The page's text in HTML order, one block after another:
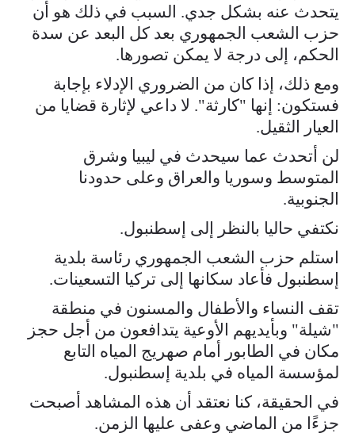
يتحدث عنه بشكل جدي. السبب في ذلك هو أن
حزب الشعب الجمهوري بعد كل البعد عن سدة
الحكم، إلى درجة لا يمكن تصورها.
ومع ذلك، إذا كان من الضروري الإدلاء بإجابة
فستكون: إنها "كارثة". لا داعي لإثارة قضايا من
العيار الثقيل.
لن أتحدث عما سيحدث في ليبيا وشرق
المتوسط وسوريا والعراق وعلى حدودنا
الجنوبية.
نكتفي حاليا بالنظر إلى إسطنبول.
استلم حزب الشعب الجمهوري رئاسة بلدية
إسطنبول فأعاد سكانها إلى تركيا التسعينات.
تقف النساء والأطفال والمسنون في منطقة
"شيلة" وبأيديهم الأوعية يتدافعون من أجل حجز
مكان في الطابور أمام صهريج المياه التابع
لمؤسسة المياه في بلدية إسطنبول.
في الحقيقة، كنا نعتقد أن هذه المشاهد أصبحت
جزءًا من الماضي وعفى عليها الزمن.